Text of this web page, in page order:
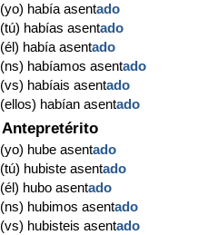
(yo) había asentado
(tú) habías asentado
(él) había asentado
(ns) habíamos asentado
(vs) habíais asentado
(ellos) habían asentado
Antepretérito
(yo) hube asentado
(tú) hubiste asentado
(él) hubo asentado
(ns) hubimos asentado
(vs) hubisteis asentado